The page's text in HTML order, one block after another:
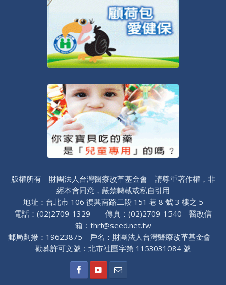
版權所有 財團法人台灣醫療改革基金會 請尊重著作權，非
經本會同意，嚴禁轉載或私自引用
地址：台北市 106 復興南路二段 151 巷 8 號 3 樓之 5
電話：(02)2709-1329 傳真：(02)2709-1540 醫改信
箱：thrf@seed.net.tw
郵局劃撥：19623875 戶名：財團法人台灣醫療改革基金會
勸募許可文號：北市社團字第 1153031084 號